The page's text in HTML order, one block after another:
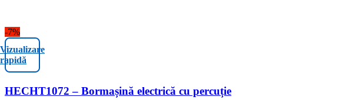
-7%
Vizualizare
rapidă
HECHT1072 – Bormașină electrică cu percuție